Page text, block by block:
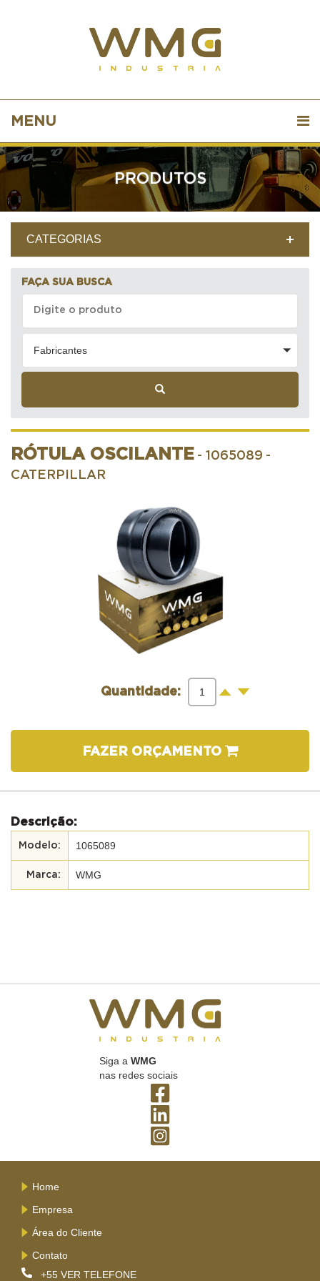
MENU
PRODUTOS
CATEGORIAS
FAÇA SUA BUSCA
Fabricantes
RÓTULA OSCILANTE - 1065089 -
CATERPILLAR
Quantidade: + -
FAZER ORÇAMENTO
Descrição:
1065089
WMG
Siga a WMG
nas redes sociais
Home
Empresa
Área do Cliente
Contato
+55 VER TELEFONE